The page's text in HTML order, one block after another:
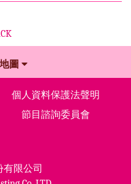
圖
個人資料保護法聲明
節目諮詢委員會
限公司